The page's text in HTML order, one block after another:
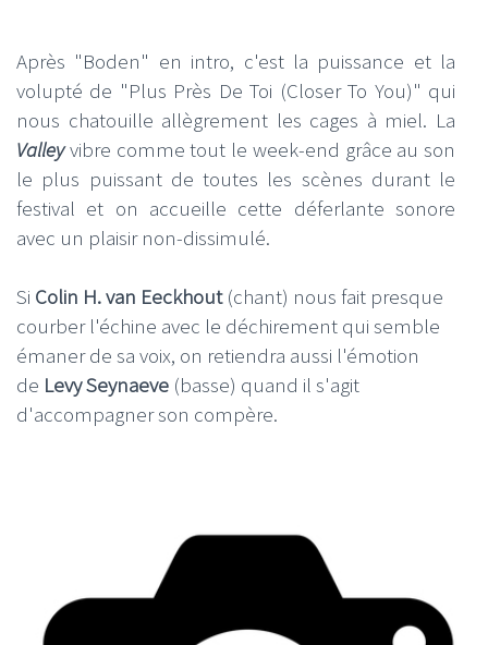
Après "Boden" en intro, c'est la puissance et la
volupté de "Plus Près De Toi (Closer To You)" qui
nous chatouille allègrement les cages à miel. La
Valleyvibre comme tout le week-end grâce au son
le plus puissant de toutes les scènes durant le
festival et on accueille cette déferlante sonore
avec un plaisir non-dissimulé.
Si Colin H. van Eeckhout(chant) nous fait presque
courber l'échine avec le déchirement qui semble
émaner de sa voix, on retiendra aussi l'émotion
de Levy Seynaeve (basse) quand il s'agit
d'accompagner son compère.